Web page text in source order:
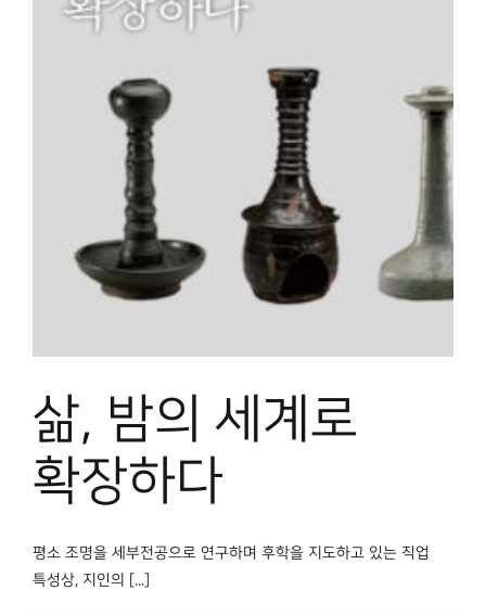
삶, 밤의 세계로
확장하다
평소 조명을 세부전공으로 연구하며 후학을 지도하고 있는 직업
특성상, 지인의 [...]